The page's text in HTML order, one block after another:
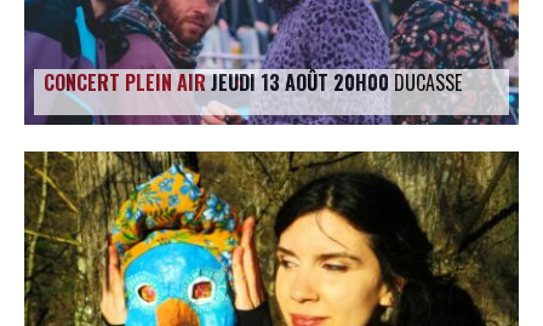
CONCERT PLEIN AIRJEUDI 13 AOÛT 20H00 DUCASSE